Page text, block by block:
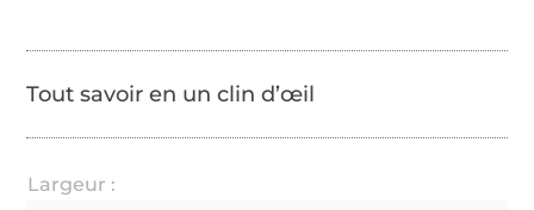
Tout savoir en un clin d’œil
Largeur :